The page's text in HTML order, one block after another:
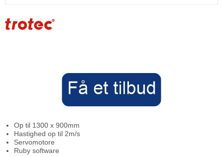
Op til 1300 x 900mm
Hastighed op til 2m/s
Servomotore
Ruby software